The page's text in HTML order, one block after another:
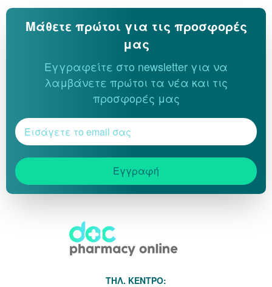
Μάθετε πρώτοι για τις προσφορές
μας
Εγγραφείτε στο newsletter για να
λαμβάνετε πρώτοι τα νέα και τις
προσφορές μας
Εγγραφή
THΛ. ΚΕΝΤΡΟ: